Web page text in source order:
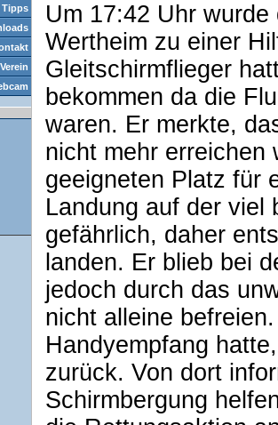
Tipps
Verein
Um 17:42 Uhr
Wertheim zu einer
Gleitschirmflieger
bekommen da die
waren. Er merkte,
nicht mehr erreichen
geeigneten Platz für
Landung auf der viel
gefährlich, daher
landen. Er blieb bei
jedoch durch das
nicht alleine
Handyempfang
zurück. Von dort
Schirmbergung